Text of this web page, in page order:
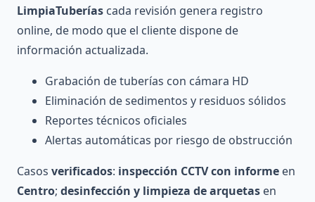
LimpiaTuberías cada revisión genera registro
online, de modo que el cliente dispone de
información actualizada.
Grabación de tuberías con cámara HD
Eliminación de sedimentos y residuos sólidos
Reportes técnicos oficiales
Alertas automáticas por riesgo de obstrucción
Casos verificados: inspección CCTV con informe en
Centro; desinfección y limpieza de arquetas en